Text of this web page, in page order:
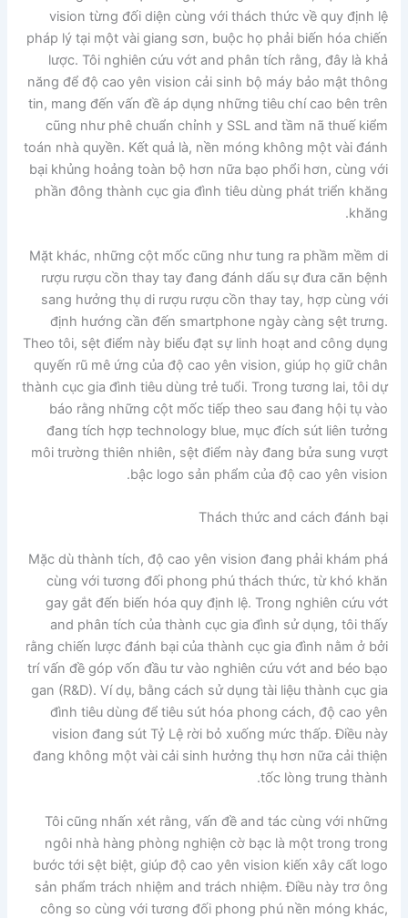
vision từng đối diện cùng với thách thức về quy định lệ
pháp lý tại một vài giang sơn, buộc họ phải biến hóa chiến
lược. Tôi nghiên cứu vớt and phân tích rằng, đây là khả
năng để độ cao yên vision cải sinh bộ máy bảo mật thông
tin, mang đến vấn đề áp dụng những tiêu chí cao bên trên
cũng như phê chuẩn chỉnh y SSL and tầm nã thuế kiểm
toán nhà quyền. Kết quả là, nền móng không một vài đánh
bại khủng hoảng toàn bộ hơn nữa bạo phổi hơn, cùng với
phần đông thành cục gia đình tiêu dùng phát triển khăng
khăng.
Mặt khác, những cột mốc cũng như tung ra phầm mềm di
rượu rượu cồn thay tay đang đánh dấu sự đưa căn bệnh
sang hưởng thụ di rượu rượu cồn thay tay, hợp cùng với
định hướng cần đến smartphone ngày càng sệt trưng.
Theo tôi, sệt điểm này biểu đạt sự linh hoạt and công dụng
quyến rũ mê ứng của độ cao yên vision, giúp họ giữ chân
thành cục gia đình tiêu dùng trẻ tuổi. Trong tương lai, tôi dự
báo rằng những cột mốc tiếp theo sau đang hội tụ vào
đang tích hợp technology blue, mục đích sút liên tưởng
môi trường thiên nhiên, sệt điểm này đang bửa sung vượt
bậc logo sản phẩm của độ cao yên vision.
Thách thức and cách đánh bại
Mặc dù thành tích, độ cao yên vision đang phải khám phá
cùng với tương đối phong phú thách thức, từ khó khăn
gay gắt đến biến hóa quy định lệ. Trong nghiên cứu vớt
and phân tích của thành cục gia đình sử dụng, tôi thấy
rằng chiến lược đánh bại của thành cục gia đình nằm ở bởi
trí vấn đề góp vốn đầu tư vào nghiên cứu vớt and béo bạo
gan (R&D). Ví dụ, bằng cách sử dụng tài liệu thành cục gia
đình tiêu dùng để tiêu sút hóa phong cách, độ cao yên
vision đang sút Tỷ Lệ rời bỏ xuống mức thấp. Điều này
đang không một vài cải sinh hưởng thụ hơn nữa cải thiện
tốc lòng trung thành.
Tôi cũng nhấn xét rằng, vấn đề and tác cùng với những
ngôi nhà hàng phòng nghiện cờ bạc là một trong trong
bước tới sệt biệt, giúp độ cao yên vision kiến xây cất logo
sản phẩm trách nhiệm and trách nhiệm. Điều này trơ ông
công so cùng với tương đối phong phú nền móng khác,